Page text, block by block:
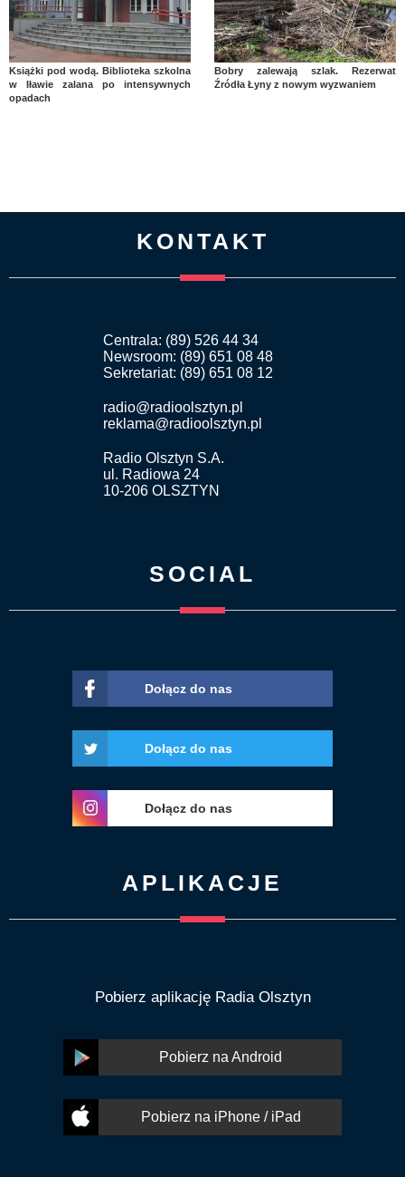
Książki pod wodą. Biblioteka szkolna
w Iławie zalana po intensywnych
opadach
Bobry zalewają szlak. Rezerwat
Źródła Łyny z nowym wyzwaniem
KONTAKT
Centrala: (89) 526 44 34
Newsroom: (89) 651 08 48
Sekretariat: (89) 651 08 12
radio@radioolsztyn.pl
reklama@radioolsztyn.pl
Radio Olsztyn S.A.
ul. Radiowa 24
10-206 OLSZTYN
SOCIAL
Dołącz do nas
Dołącz do nas
Dołącz do nas
APLIKACJE
Pobierz aplikację Radia Olsztyn
Pobierz na Android
Pobierz na iPhone / iPad